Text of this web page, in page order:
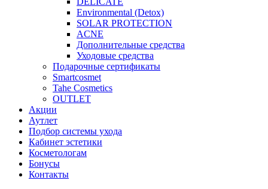
Environmental (Detox)
SOLAR PROTECTION
АCNE
Дополнительные средства
Уходовые средства
Подарочные сертификаты
Smartcosmet
Tahe Cosmetics
OUTLET
Акции
Аутлет
Подбор системы ухода
Кабинет эстетики
Косметологам
Бонусы
Контакты